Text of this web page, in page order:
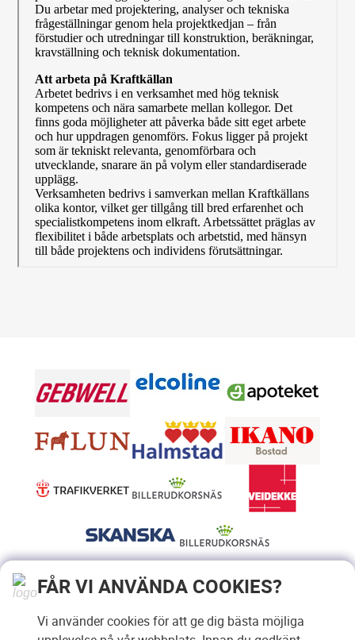
FÅR VI ANVÄNDA COOKIES?
Vi använder cookies för att ge dig bästa möjliga